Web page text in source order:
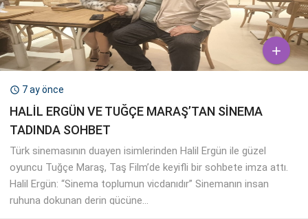

 7 ay önce
HALİL ERGÜN VE TUĞÇE MARAŞ’TAN SİNEMA
TADINDA SOHBET
Türk sinemasının duayen isimlerinden Halil Ergün ile güzel
oyuncu Tuğçe Maraş, Taş Film’de keyifli bir sohbete imza attı.
Halil Ergün: “Sinema toplumun vicdanıdır” Sinemanın insan
ruhuna dokunan derin gücüne...